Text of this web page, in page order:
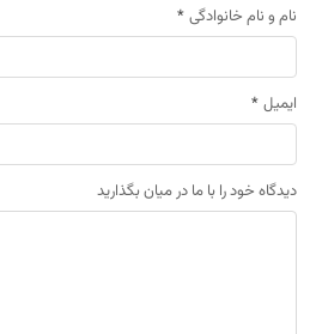
نام و نام خانوادگی *
ایمیل *
دیدگاه خود را با ما در میان بگذارید